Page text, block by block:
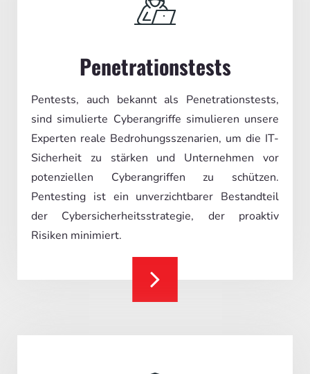
Penetrationstests
Pentests, auch bekannt als Penetrationstests,
sind simulierte Cyberangriffe simulieren unsere
Experten reale Bedrohungsszenarien, um die IT-
Sicherheit zu stärken und Unternehmen vor
potenziellen Cyberangriffen zu schützen.
Pentesting ist ein unverzichtbarer Bestandteil
der Cybersicherheitsstrategie, der proaktiv
Risiken minimiert.